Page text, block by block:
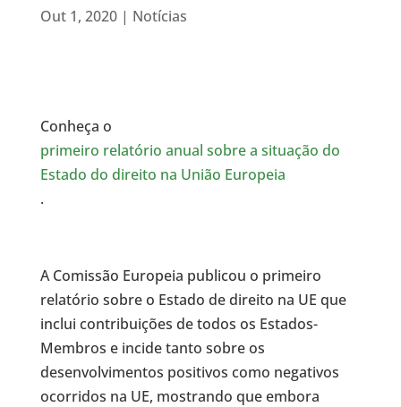
Out 1, 2020| Notícias
Conheça o
primeiro relatório anual sobre a situação do
Estado do direito na União Europeia
.
A Comissão Europeia publicou o primeiro
relatório sobre o Estado de direito na UE que
inclui contribuições de todos os Estados-
Membros e incide tanto sobre os
desenvolvimentos positivos como negativos
ocorridos na UE, mostrando que embora